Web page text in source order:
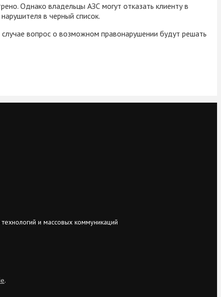
Однако владельцы АЗС могут отказать клиенту в
в черный список.
вопрос о возможном правонарушении будут решать
и массовых коммуникаций
.